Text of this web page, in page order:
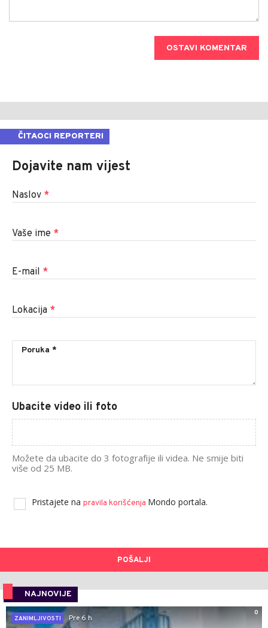
OSTAVI KOMENTAR
ČITAOCI REPORTERI
Dojavite nam vijest
Naslov *
Vaše ime *
E-mail *
Lokacija *
Ubacite video ili foto
Možete da ubacite do 3 fotografije ili videa. Ne smije biti
više od 25 MB.
Pristajete na pravila korišćenja Mondo portala.
POŠALJI
NAJNOVIJE
0
ZANIMLJIVOSTI
Pre 6 h